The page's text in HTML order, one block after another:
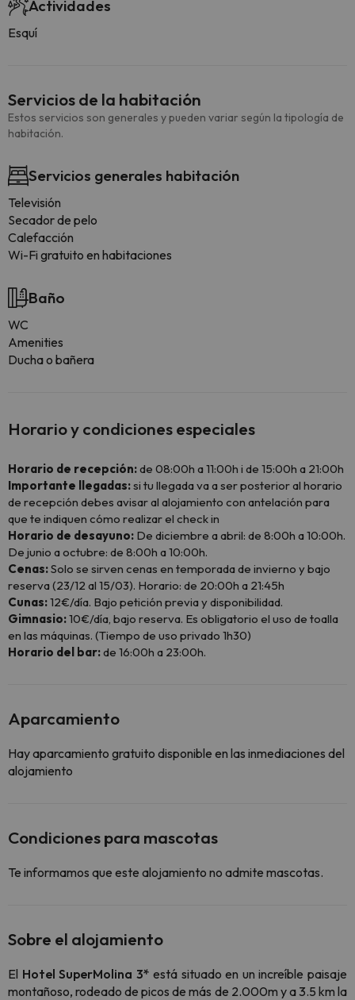
Actividades
Esquí
Servicios de la habitación
Estos servicios son generales y pueden variar según la tipología de
habitación.
Servicios generales habitación
Televisión
Secador de pelo
Calefacción
Wi-Fi gratuito en habitaciones
Baño
WC
Amenities
Ducha o bañera
Horario y condiciones especiales
Horario de recepción:de 08:00h a 11:00h i de 15:00h a 21:00h
Importante llegadas:si tu llegada va a ser posterior al horario
de recepción debes avisar al alojamiento con antelación para
que te indiquen cómo realizar el check in
Horario de desayuno: De diciembre a abril: de 8:00h a 10:00h.
De junio a octubre: de 8:00h a 10:00h.
Cenas:Solo se sirven cenas en temporada de invierno y bajo
reserva (23/12 al 15/03). Horario: de 20:00h a 21:45h
Cunas:12€/día. Bajo petición previa y disponibilidad.
Gimnasio:10€/día, bajo reserva. Es obligatorio el uso de toalla
en las máquinas. (Tiempo de uso privado 1h30)
Horario del bar:de 16:00h a 23:00h.
Aparcamiento
Hay aparcamiento gratuito disponible en las inmediaciones del
alojamiento
Condiciones para mascotas
Te informamos que este alojamiento no admite mascotas.
Sobre el alojamiento
El Hotel SuperMolina 3*está situado en un increíble paisaje
montañoso, rodeado de picos de más de 2.000m y a 3.5 km la